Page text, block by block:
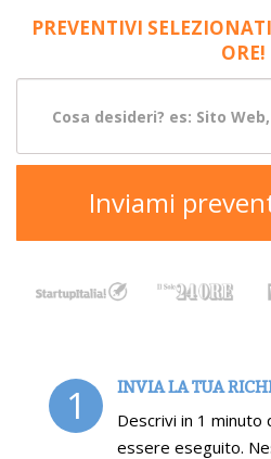
PREVENTIVI
ORE!
Inviami
1 INVIA LA TUA
Descrivi in 1 minuto
essere eseguito.